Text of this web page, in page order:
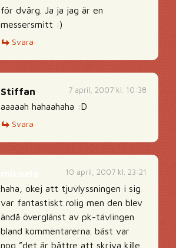
för dvärg. Ja ja jag är en
messersmitt :)
Svara
7 april, 2007 kl. 10:38
Stiffan
aaaaah hahaahaha :D
Svara
10 april, 2007 kl. 23:21
haha, okej att tjuvlyssningen i sig
var fantastiskt rolig men den blev
ändå överglänst av pk-tävlingen
bland kommentarerna. bäst var
nog ”det är bättre att skriva kille